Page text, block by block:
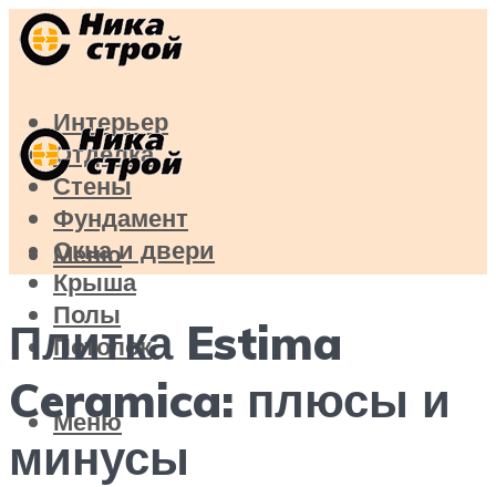
Интерьер
Отделка
Стены
Фундамент
Окна и двери
Крыша
Полы
Потолок
Меню
Меню
Плитка Estima
Ceramica: плюсы и
минусы